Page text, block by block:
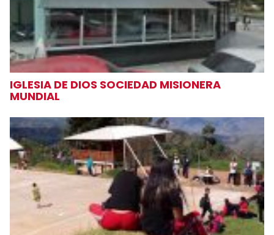
IGLESIA DE DIOS SOCIEDAD MISIONERA
MUNDIAL